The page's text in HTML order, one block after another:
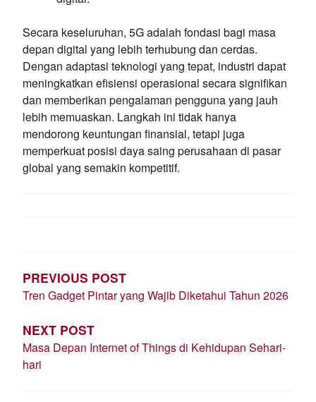
Secara keseluruhan, 5G adalah fondasi bagi masa
depan digital yang lebih terhubung dan cerdas.
Dengan adaptasi teknologi yang tepat, industri dapat
meningkatkan efisiensi operasional secara signifikan
dan memberikan pengalaman pengguna yang jauh
lebih memuaskan. Langkah ini tidak hanya
mendorong keuntungan finansial, tetapi juga
memperkuat posisi daya saing perusahaan di pasar
global yang semakin kompetitif.
PREVIOUS POST
Tren Gadget Pintar yang Wajib Diketahui Tahun 2026
NEXT POST
Masa Depan Internet of Things di Kehidupan Sehari-
hari